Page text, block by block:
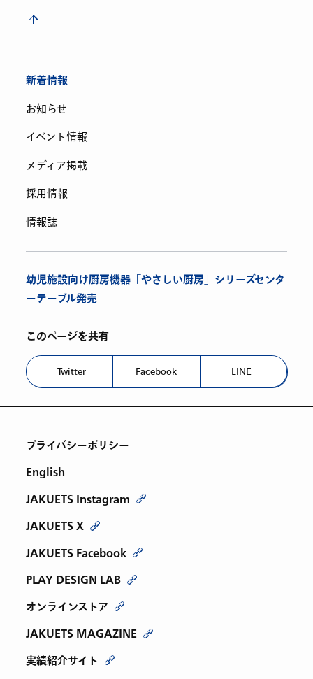
新着情報
お知らせ
イベント情報
メディア掲載
採用情報
情報誌
幼児施設向け厨房機器「やさしい厨房」シリーズセンタ
ーテーブル発売
このページを共有
Twitter Facebook LINE
プライバシーポリシー
English
JAKUETS Instagram
JAKUETS X
JAKUETS Facebook
PLAY DESIGN LAB
オンラインストア
JAKUETS MAGAZINE
実績紹介サイト